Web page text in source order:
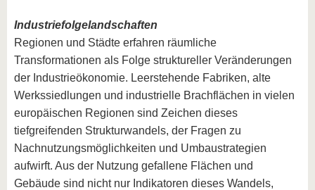
Industriefolgelandschaften
Regionen und Städte erfahren räumliche
Transformationen als Folge struktureller Veränderungen
der Industrieökonomie. Leerstehende Fabriken, alte
Werkssiedlungen und industrielle Brachflächen in vielen
europäischen Regionen sind Zeichen dieses
tiefgreifenden Strukturwandels, der Fragen zu
Nachnutzungsmöglichkeiten und Umbaustrategien
aufwirft. Aus der Nutzung gefallene Flächen und
Gebäude sind nicht nur Indikatoren dieses Wandels,